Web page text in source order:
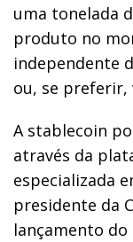
uma tonelada
produto no
independente
ou, se preferir,
A stablecoin
através da
especializada
presidente da
lançamento do